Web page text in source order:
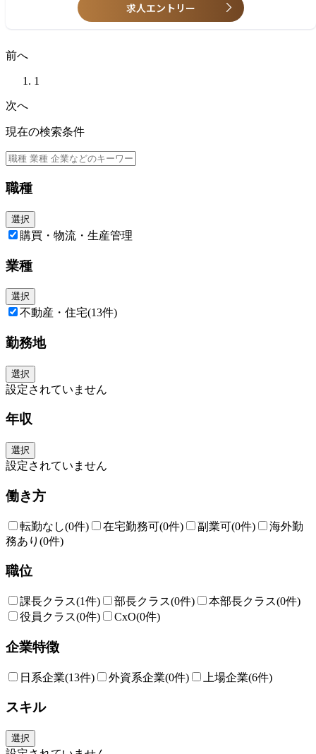
・一級建築士、1級施工管理技士の資格をお持ちの方
求人エントリー
前へ
1
次へ
現在の検索条件
職種
選択
購買・物流・生産管理
業種
選択
不動産・住宅(13件)
勤務地
選択
設定されていません
年収
選択
設定されていません
働き方
転勤なし(0件) 在宅勤務可(0件) 副業可(0件)
海外勤
務あり (0件)
職位
課長クラス(1件) 部長クラス(0件) 本部長クラス(0件)
役員クラス(0件) CxO(0件)
企業特徴
日系企業(13件) 外資系企業(0件) 上場企業(6件)
スキル
選択